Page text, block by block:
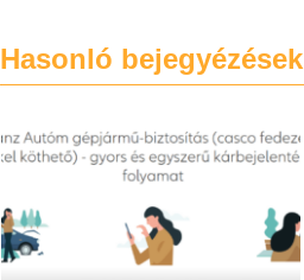
Hasonló bejegyézések